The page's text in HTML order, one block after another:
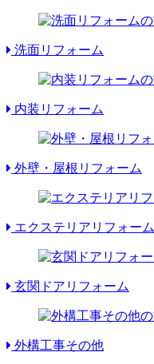
洗面リフォーム
内装リフォーム
外壁・屋根リフォーム
エクステリアリフォーム
玄関ドアリフォーム
外構工事その他